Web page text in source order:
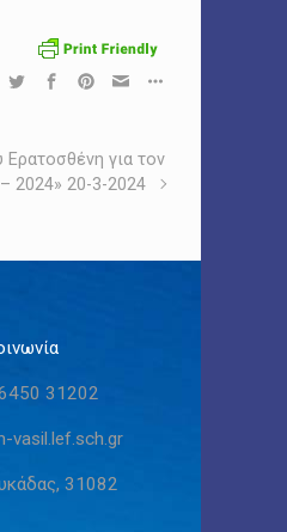
για τον
2024» 20-3-2024
31202
vasil.lef.sch.gr
31082